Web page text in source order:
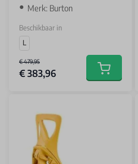
Merk: Burton
Beschikbaar in
L
€ 479,95
€ 383,96 Add to cart